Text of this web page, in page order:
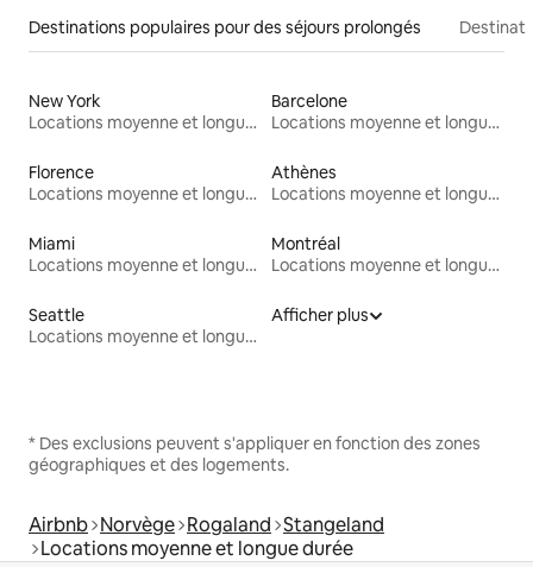
Destinations populaires pour des séjours prolongés
New York
Locations moyenne et longue durée
Barcelone
Locations moyenne et longue durée
Florence
Locations moyenne et longue durée
Athènes
Locations moyenne et longue durée
Miami
Locations moyenne et longue durée
Montréal
Locations moyenne et longue durée
Seattle
Locations moyenne et longue durée
Afficher plus
* Des exclusions peuvent s'appliquer en fonction des zones
géographiques et des logements.
Airbnb Norvège Rogaland Stangeland
Locations moyenne et longue durée